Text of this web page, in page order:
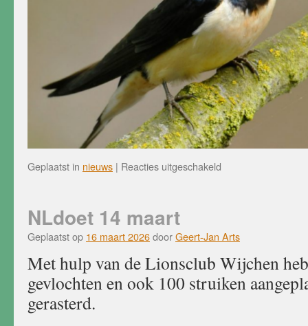
Geplaatst in nieuws | Reacties uitgeschakeld
Groen’
NLdoet 14 maart
Geplaatst op 16 maart 2026doorGeert-Jan Arts
Met hulp van de Lionsclub Wijchen
gevlochten en ook 100 struiken
gerasterd.